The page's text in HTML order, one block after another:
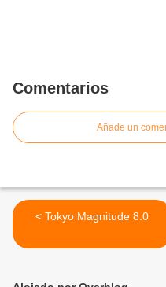
Comentarios
Añade un
< Tokyo Magnitude 8.0